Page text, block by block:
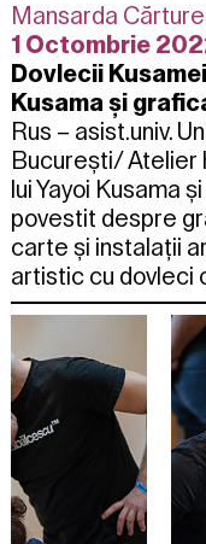
Mansarda
1 Octombrie
Dovlecii
Kusama și
Rus – asist.univ.
București/ Atelier
luiYayoi Kusama
povestit despre
carte și instalații
artistic cu dovleci